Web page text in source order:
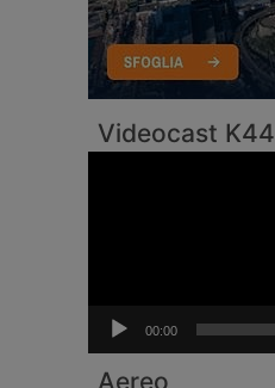
Videocast K44
00:00
Aereo